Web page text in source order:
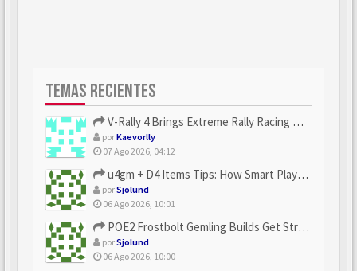
TEMAS RECIENTES
V-Rally 4 Brings Extreme Rally Racing With Challenging Track...
porKaevorlly
07 Ago 2026, 04:12
u4gm + D4 Items Tips: How Smart Players Optimize Gear, Build...
porSjolund
06 Ago 2026, 10:01
POE2 Frostbolt Gemling Builds Get Stronger With u4gm’s Ice C...
porSjolund
06 Ago 2026, 10:00